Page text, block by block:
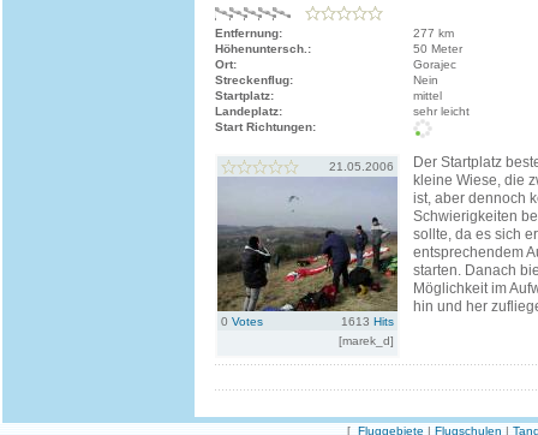
Entfernung:
277 km
Höhenuntersch.:
50 Meter
Ort:
Gorajec
Streckenflug:
Nein
Startplatz:
mittel
Landeplatz:
sehr leicht
Start Richtungen:
21.05.2006
0 Votes 1613 Hits
[marek_d]
Der Startplatz
kleine Wiese, die
ist, aber dennoch
Schwierigkeiten
sollte, da es sich
entsprechendem
starten. Danach
Möglichkeit im
hin und her
[ Fluggebiete | Flugschulen |